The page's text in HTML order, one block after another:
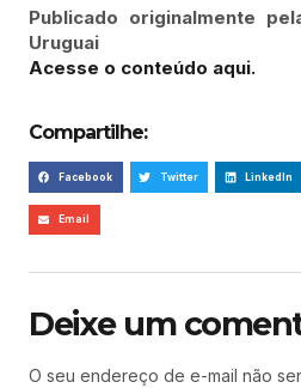
Publicado originalmente
Uruguai
Acesse o conteúdo aqui.
Compartilhe:
Facebook Twitter LinkedIn
Email
Deixe um
O seu endereço de e-mail não